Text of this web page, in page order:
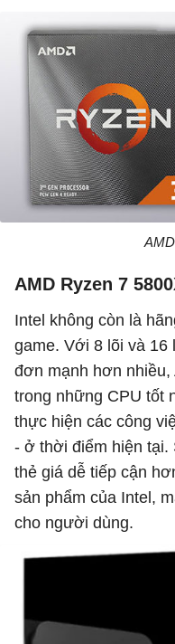
AMD Ryzen 7
Intel không còn là
game. Với 8 lõi và 16
đơn mạnh hơn nhiều,
trong những CPU tốt
thực hiện các công
- ở thời điểm hiện tại.
thẻ giá dễ tiếp cận
sản phẩm của Intel,
cho người dùng.